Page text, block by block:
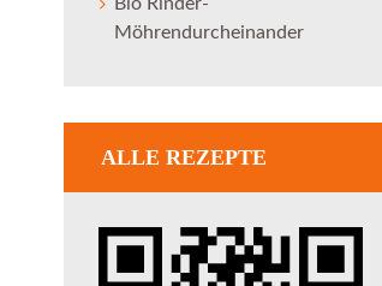
Möhrendurcheinander
ALLE REZEPTE